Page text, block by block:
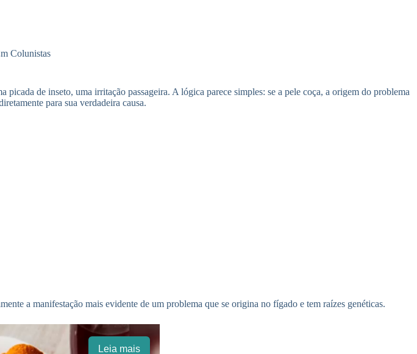
Colunistas
de inseto, uma irritação passageira. A lógica parece simples: se a pele coça, a origem do problema
para sua verdadeira causa.
a manifestação mais evidente de um problema que se origina no fígado e tem raízes genéticas.
Leia mais